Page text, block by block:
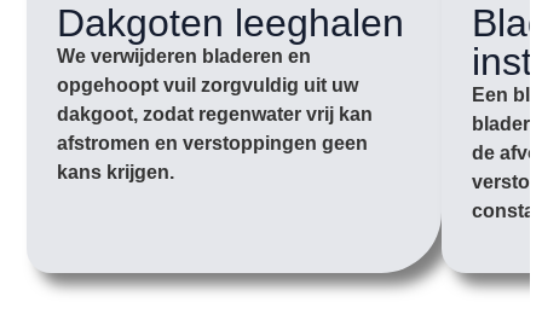
Dakgoten leeghalen
We verwijderen bladeren en
opgehoopt vuil zorgvuldig uit uw
dakgoot, zodat regenwater vrij kan
afstromen en verstoppingen geen
kans krijgen.
Een
de